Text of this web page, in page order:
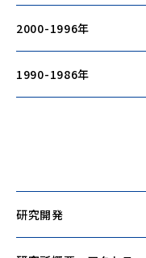
2000-1996年
1990-1986年
研究開発